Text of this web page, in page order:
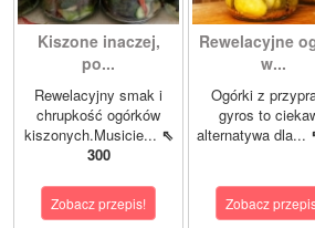
Kiszone inaczej,
po...
Rewelacyjny smak i
chrupkość ogórków
kiszonych.Musicie... ⇖
300
Zobacz przepis!
Rewelacyjne
w...
Ogórki z
gyros to
alternatywa dla...
Zobacz